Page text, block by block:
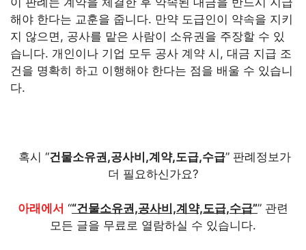
해야 한다는 교훈을 줍니다. 만약 도급인이 약속을 지키
지 않으면, 공사를 맡은 사람이 소유권을 주장할 수 있
습니다. 개인이나 기업 모두 공사 계약 시, 대금 지급 조
건을 명확히 하고 이행해야 한다는 점을 배울 수 있습니
다.
혹시 “건물소유권,공사비,계약,도급,수급” 판례정보가
더 필요하신가요?
아래에서 ““건물소유권,공사비,계약,도급,수급”” 관련
모든 글을 무료로 열람하실 수 있습니다.